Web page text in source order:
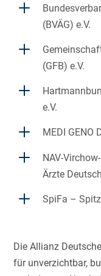
L
(BVÄG) e.V.
L
(GFB) e.V.
L
e.V.
L MEDI GENO
L
NAV-
Ärzte
L SpiFa –
Die Allianz
für unverzichtbar,